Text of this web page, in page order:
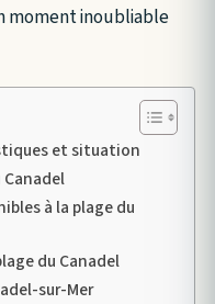
moment inoubliable
et situation
à la plage du
du Canadel
sur-Mer